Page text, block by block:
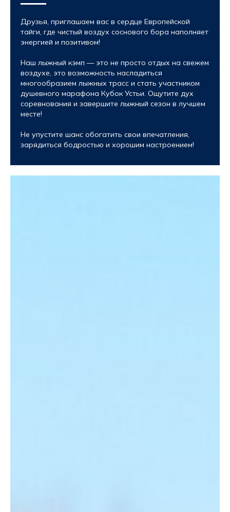
Друзья, приглашаем вас в сердце Европейской
тайги, где чистый воздух соснового бора наполняет
энергией и позитивом!
Наш лыжный кэмп — это не просто отдых на свежем
воздухе, это возможность насладиться
многообразием лыжных трасс и стать участником
душевного марафона Кубок Устьи. Ощутите дух
соревнования и завершите лыжный сезон в лучшем
месте!
Не упустите шанс обогатить свои впечатления,
зарядиться бодростью и хорошим настроением!